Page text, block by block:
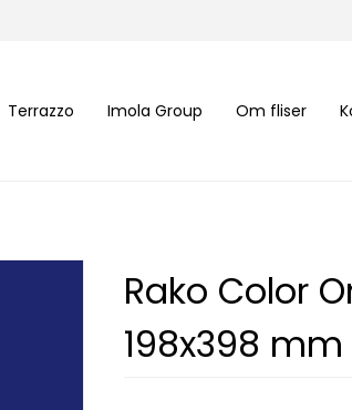
Terrazzo Imola Group Om fliser
Rako Color
198x398 mm